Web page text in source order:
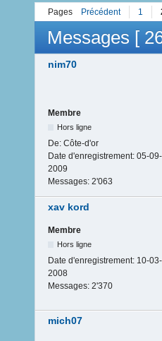
Pages Précédent 1
Messages [
nim70
Membre
Hors ligne
De: Côte-d'or
Date d'enregistrement: 05-09-
2009
Messages: 2'063
xav kord
Membre
Hors ligne
Date d'enregistrement: 10-03-
2008
Messages: 2'370
mich07